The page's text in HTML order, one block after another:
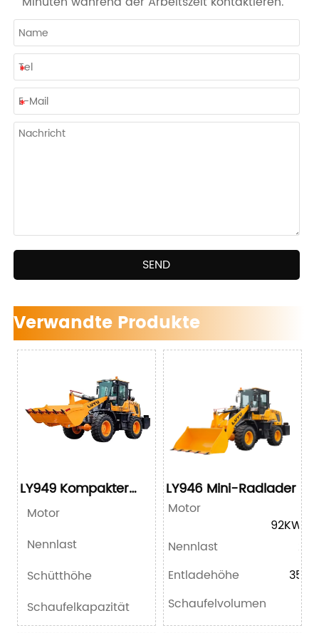
SEND
Verwandte Produkte
LY949 Kompakter
Radlader
Motor
Nennlast
Schütthöhe
Schaufelkapazität
LY946 Mini-Radlader
Motor
92KW/
Nennlast
Entladehöhe
Schaufelvolumen